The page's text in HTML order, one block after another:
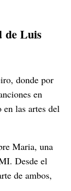
de Luis
donde por
en
las artes del
Maria, una
Desde el
de ambos,